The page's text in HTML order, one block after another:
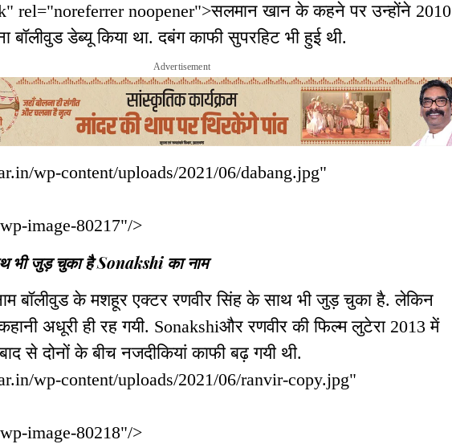
rel="noreferrer noopener">सलमान खान के कहने पर उन्होंने 2010
बॉलीवुड डेब्यू किया था. दबंग काफी सुपरहिट भी हुई थी.
Advertisement
wp-content/uploads/2021/06/dabang.jpg"
image-80217"/>
भी जुड़ चुका है Sonakshi का नाम
बॉलीवुड के मशहूर एक्टर रणवीर सिंह के साथ भी जुड़ चुका है. लेकिन
अधूरी ही रह गयी. Sonakshiऔर रणवीर की फिल्म लुटेरा 2013 में
से दोनों के बीच नजदीकियां काफी बढ़ गयी थी.
wp-content/uploads/2021/06/ranvir-copy.jpg"
image-80218"/>